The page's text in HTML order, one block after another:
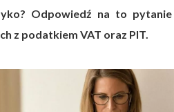
Odpowiedź na to
z podatkiem VAT oraz PIT.